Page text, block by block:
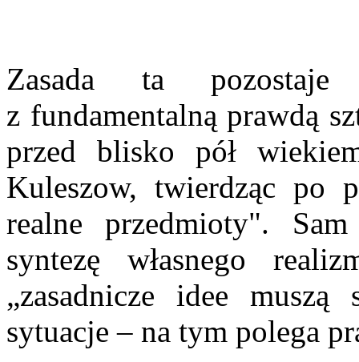
Zasada ta
z fundamentalną prawdą
przed blisko pół
Kuleszow, twierdząc po
realne przedmioty".
syntezę własnego
„zasadnicze idee
sytuacje – na tym polega